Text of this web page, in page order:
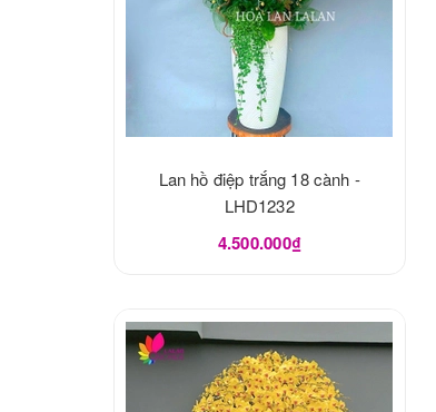
Lan hồ điệp trắng 18 cành -
LHD1232
4.500.000₫